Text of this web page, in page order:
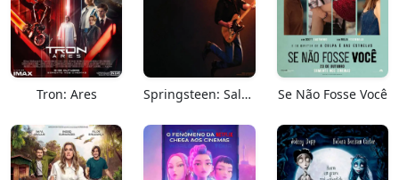
Tron: Ares Springsteen: Salve-me Do Desconhecido Se Não Fosse Você